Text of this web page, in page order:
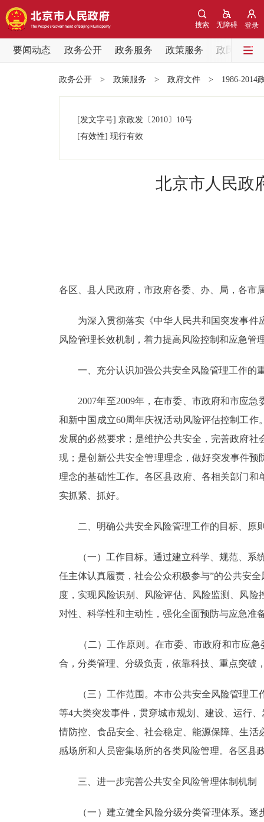
登录
无障碍
搜索
要闻动态 政务公开 政务服务 政策服务
政民互动
党中央精神
决策公开
政务服务
中介服务
政民互动
参与调查
北京概况
绿色北京
DEUTSCH
ESPAÑOL
ITALIANO
政务公开 > 政策服务 > 政府文件 > 1986-2014
[发文字号] 京政发 〔2010〕 10号
[有效性] 现行有效
北京市人民政
各区、县人民政府，市政府各委、办、局，各市
为深入贯彻落实《中华人民共和国突发事件
风险管理长效机制，着力提高风险控制和应急
一、充分认识加强公共安全风险管理工作的
2007年至2009年，在市委、市政府和市应急
和新中国成立60周年庆祝活动风险评估控制工
发展的必然要求；是维护公共安全，完善政府
现；是创新公共安全管理理念，做好突发事件
理念的基础性工作。各区县政府、各相关部门
实抓紧、抓好。
二、明确公共安全风险管理工作的目标、原
（一）工作目标。通过建立科学、规范、系统
任主体认真履责，社会公众积极参与”的公共安
度，实现风险识别、风险评估、风险监测、风
对性、科学性和主动性，强化全面预防与应急准
（二）工作原则。在市委、市政府和市应急
合，分类管理、分级负责，依靠科技、重点突破
（三）工作范围。本市公共安全风险管理工
等4大类突发事件，贯穿城市规划、建设、运行
情防控、食品安全、社会稳定、能源保障、生
感场所和人员密集场所的各类风险管理。各区县
三、进一步完善公共安全风险管理体制机制
（一）建立健全风险分级分类管理体系。逐